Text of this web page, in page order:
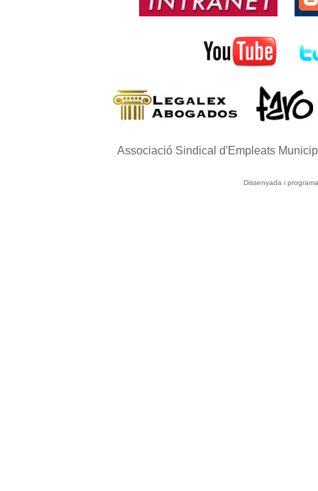
Associació Sindical d'Empleats
Dissenyada i